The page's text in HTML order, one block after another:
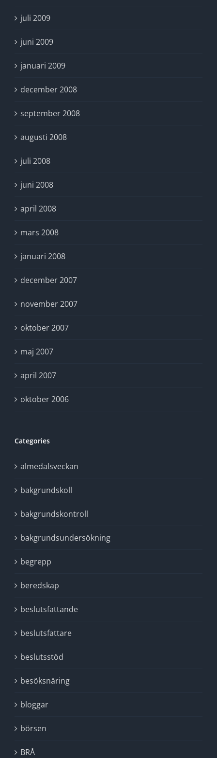
juli 2009
juni 2009
januari 2009
december 2008
september 2008
augusti 2008
juli 2008
juni 2008
april 2008
mars 2008
januari 2008
december 2007
november 2007
oktober 2007
maj 2007
april 2007
oktober 2006
Categories
almedalsveckan
bakgrundskoll
bakgrundskontroll
bakgrundsundersökning
begrepp
beredskap
beslutsfattande
beslutsfattare
beslutsstöd
besöksnäring
bloggar
börsen
BRÅ